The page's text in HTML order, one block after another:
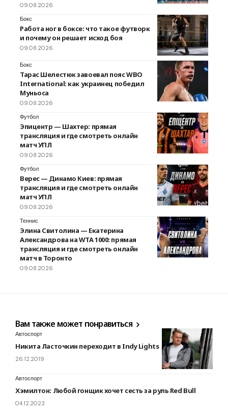
09.08.2026
Бокс
Работа ног в боксе: что такое футворк
и почему он решает исход боя
09.08.2026
Бокс
Тарас Шелестюк завоевал пояс WBO
International: как украинец победил
Муньоса
09.08.2026
Футбол
Эпицентр — Шахтер: прямая
трансляция и где смотреть онлайн
матч УПЛ
09.08.2026
Футбол
Верес — Динамо Киев: прямая
трансляция и где смотреть онлайн
матч УПЛ
09.08.2026
Теннис
Элина Свитолина — Екатерина
Александрова на WTA 1000: прямая
трансляция и где смотреть онлайн
матч в Торонто
09.08.2026
Вам также может понравиться
Автоспорт
Никита Ласточкин переходит в Indy Lights
26.12.2019
Автоспорт
Хэмилтон: Любой гонщик хочет сесть за руль Red Bull
04.12.2023